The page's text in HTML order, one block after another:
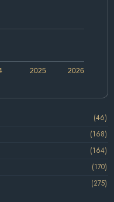
2026
2025
(46)
(168)
(164)
(170)
(275)